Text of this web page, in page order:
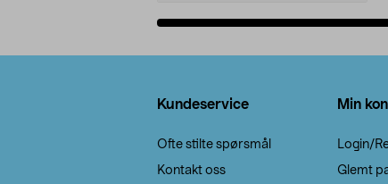
Kundeservice
Ofte stilte spørsmål
Kontakt oss
Min
Login/
Glemt